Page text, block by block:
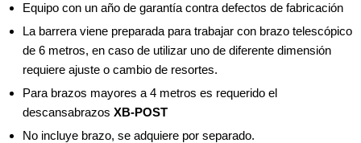
Equipo con un año de garantía contra defectos de fabricación
La barrera viene preparada para trabajar con brazo telescópico
de 6 metros, en caso de utilizar uno de diferente dimensión
requiere ajuste o cambio de resortes.
Para brazos mayores a 4 metros es requerido el
descansabrazos XB-POST
No incluye brazo, se adquiere por separado.